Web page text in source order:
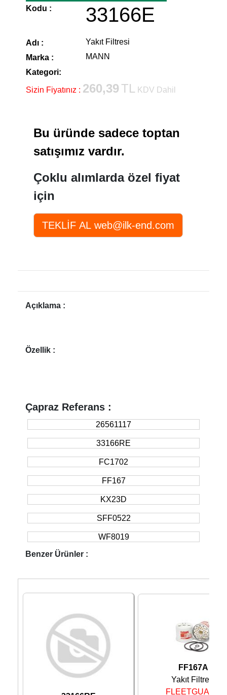
Kodu : 33166E
Adı :
Yakıt Filtresi
Marka :
MANN
Kategori:
Sizin Fiyatınız : 260,39 TL KDV Dahil
Bu üründe sadece toptan
satışımız vardır.
Çoklu alımlarda özel fiyat
için
Açıklama :
Özellik :
Çapraz Referans :
26561117
33166RE
FC1702
FF167
KX23D
SFF0522
WF8019
Benzer Ürünler :
FF167A
Yakıt Filtresi
FLEETGUARD